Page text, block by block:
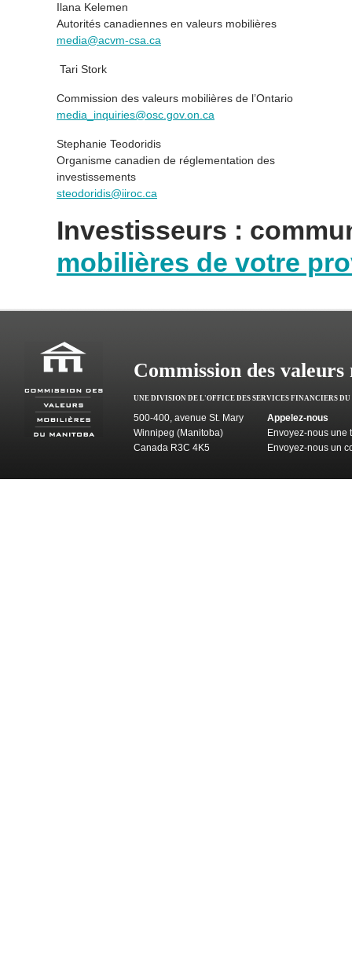
Ilana Kelemen
Autorités canadiennes en valeurs mobilières
media@acvm-csa.ca
Tari Stork
Commission des valeurs mobilières de l’Ontario
media_inquiries@osc.gov.on.ca
Stephanie Teodoridis
Organisme canadien de réglementation des
investissements
steodoridis@iiroc.ca
Investisseurs :
mobilières de votre
Commission des
UNE DIVISION DE L'OFFICE DES SERVICES FINANCIERS
500-400, avenue St. Mary
Winnipeg (Manitoba)
Canada R3C 4K5
Appelez-nous
Envoyez-nous une
Envoyez-nous un